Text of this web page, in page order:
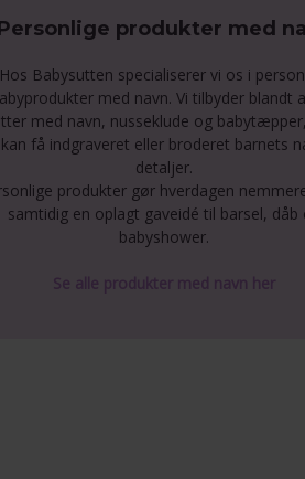
produkter med
Hos Babysutten specialiserer vi os i
med navn. Vi tilbyder blandt
med navn, nusseklude og
få indgraveret eller broderet barnets
detaljer.
produkter gør hverdagen
samtidig en oplagt gaveidé til barsel, dåb
babyshower.
Se alle produkter med navn her